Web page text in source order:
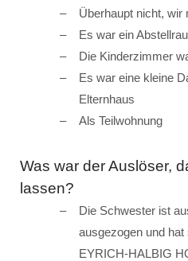
Überhaupt nicht, wir
Es war ein
Die Kinderzimmer
Es war eine kleine
Elternhaus
Als Teilwohnung
Was war der Auslöser,
lassen?
Die Schwester ist
ausgezogen und
EYRICH-HALBIG